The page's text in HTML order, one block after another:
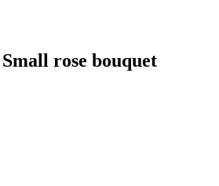
rose bouquet